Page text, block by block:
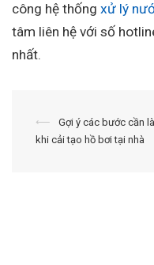
công hệ thống xử lý
tâm liên hệ với số
nhất.
Điều
hướng
⟵
Gợi ý các bước cần
khi cải tạo hồ bơi tại nhà